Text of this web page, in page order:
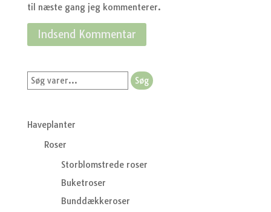
til næste gang jeg kommenterer.
Søg
efter:
Søg
Haveplanter
Roser
Storblomstrede roser
Buketroser
Bunddækkeroser